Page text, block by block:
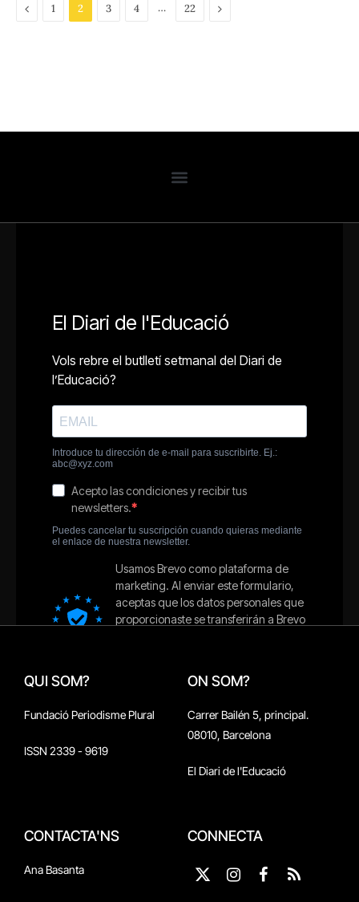
Previous
1 2 3 4 … 22 Next
QUI SOM?
Fundació Periodisme Plural
ISSN 2339 - 9619
ON SOM?
Carrer Bailén 5, principal.
08010, Barcelona
El Diari de l'Educació
CONTACTA'NS
Ana Basanta
CONNECTA
X
Instagram
Facebook
RSS